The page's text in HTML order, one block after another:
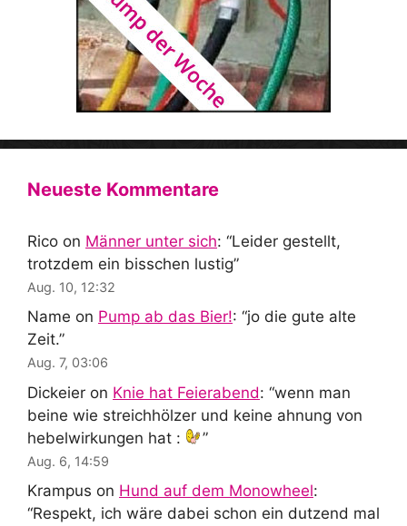
Neueste Kommentare
Rico on Männer unter sich: “Leider gestellt,
trotzdem ein bisschen lustig”
Aug. 10, 12:32
Name on Pump ab das Bier!: “jo die gute alte
Zeit.”
Aug. 7, 03:06
Dickeier on Knie hat Feierabend: “wenn man
beine wie streichhölzer und keine ahnung von
hebelwirkungen hat :
”
Aug. 6, 14:59
Krampus on Hund auf dem Monowheel:
“Respekt, ich wäre dabei schon ein dutzend mal